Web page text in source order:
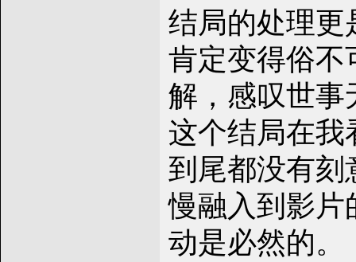
结局的处理
肯定变得俗
解，感叹世
这个结局在
到尾都没有
慢融入到影
动是必然的。